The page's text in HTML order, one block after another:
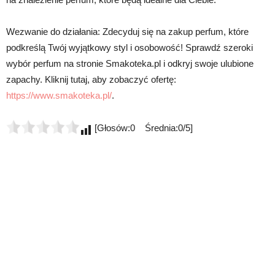
Wezwanie do działania: Zdecyduj się na zakup perfum, które
podkreślą Twój wyjątkowy styl i osobowość! Sprawdź szeroki
wybór perfum na stronie Smakoteka.pl i odkryj swoje ulubione
zapachy. Kliknij tutaj, aby zobaczyć ofertę:
https://www.smakoteka.pl/.
[Głosów:0 Średnia:0/5]